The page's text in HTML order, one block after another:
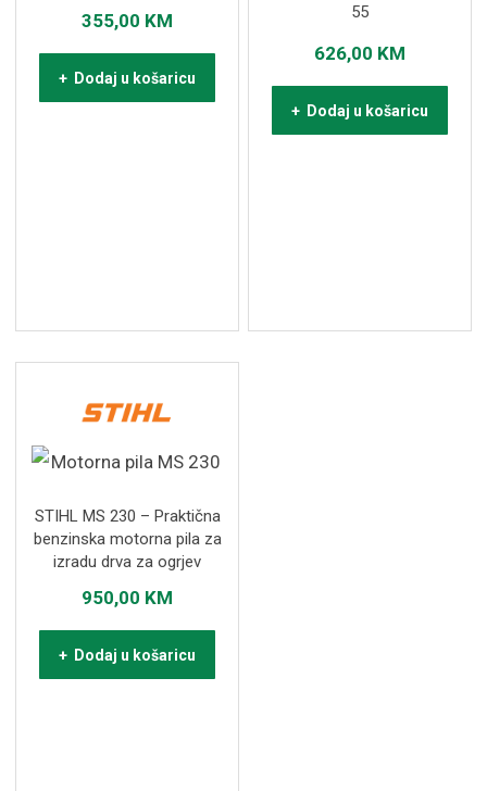
355,00 KM
+ Dodaj u košaricu
55
626,00 KM
+ Dodaj u košaricu
STIHL MS 230 – Praktična
benzinska motorna pila za
izradu drva za ogrjev
950,00 KM
+ Dodaj u košaricu